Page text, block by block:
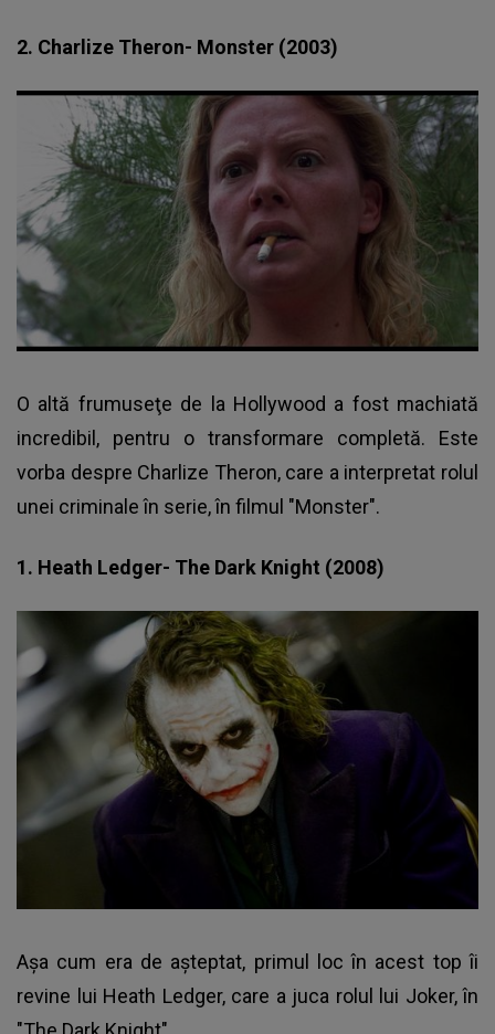
2. Charlize Theron- Monster (2003)
O altă frumuseţe de la Hollywood a fost machiată
incredibil, pentru o transformare completă. Este
vorba despre Charlize Theron, care a interpretat rolul
unei criminale în serie, în filmul "Monster".
1. Heath Ledger- The Dark Knight (2008)
Aşa cum era de aşteptat, primul loc în acest top îi
revine lui Heath Ledger, care a juca rolul lui Joker, în